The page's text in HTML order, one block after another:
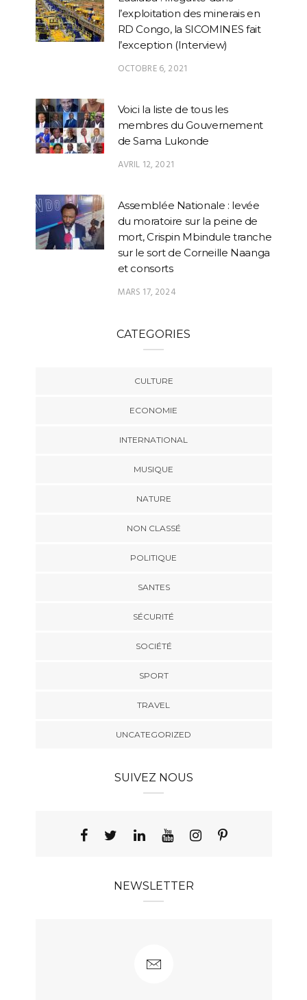
l’exploitation des minerais en
RD Congo, la SICOMINES fait
l’exception (Interview)
OCTOBRE 6, 2021
Voici la liste de tous les
membres du Gouvernement
de Sama Lukonde
AVRIL 12, 2021
Assemblée Nationale : levée
du moratoire sur la peine de
mort, Crispin Mbindule tranche
sur le sort de Corneille Naanga
et consorts
MARS 17, 2024
CATEGORIES
CULTURE
ECONOMIE
INTERNATIONAL
MUSIQUE
NATURE
NON CLASSÉ
POLITIQUE
SANTES
SÉCURITÉ
SOCIÉTÉ
SPORT
TRAVEL
UNCATEGORIZED
SUIVEZ NOUS
NEWSLETTER